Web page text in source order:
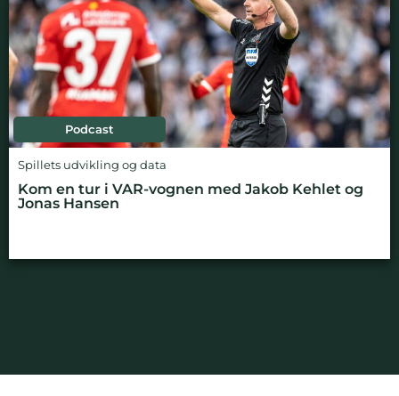
Podcast
Spillets udvikling og data
Kom en tur i VAR-vognen med Jakob Kehlet og
Jonas Hansen